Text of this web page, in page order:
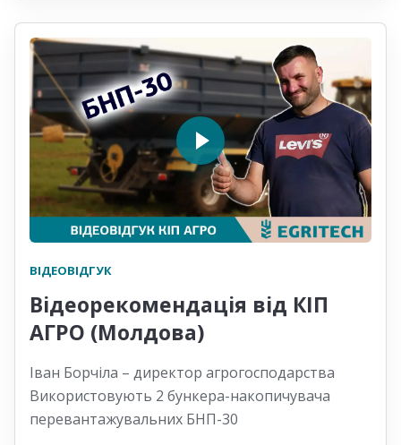
ВІДЕОВІДГУК
Відеорекомендація від КІП
АГРО (Молдова)
Іван Борчіла – директор агрогосподарства
Використовують 2 бункера-накопичувача
перевантажувальних БНП-30